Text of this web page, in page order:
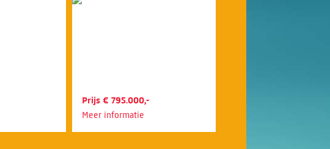
Prijs € 795.000,-
Meer informatie